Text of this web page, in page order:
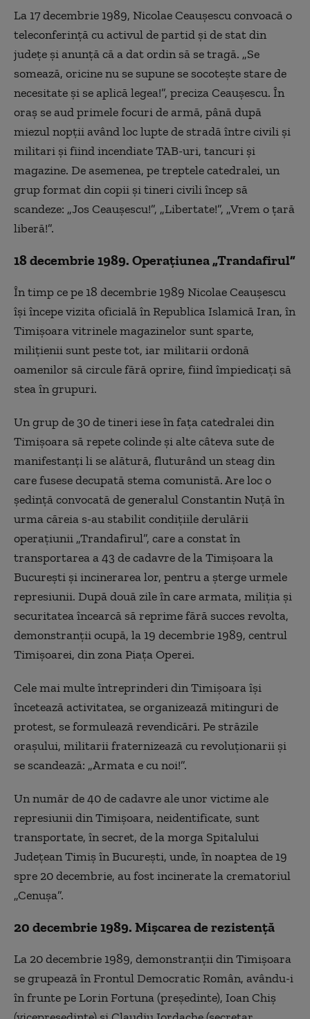
La 17 decembrie 1989, Nicolae Ceauşescu convoacă o
teleconferinţă cu activul de partid şi de stat din
judeţe şi anunţă că a dat ordin să se tragă. „Se
somează, oricine nu se supune se socoteşte stare de
necesitate şi se aplică legea!”, preciza Ceauşescu. În
oraş se aud primele focuri de armă, până după
miezul nopţii având loc lupte de stradă între civili şi
militari şi fiind incendiate TAB-uri, tancuri şi
magazine. De asemenea, pe treptele catedralei, un
grup format din copii şi tineri civili încep să
scandeze: „Jos Ceauşescu!”, „Libertate!”, „Vrem o ţară
liberă!”.
18 decembrie 1989. Operaţiunea „Trandafirul”
În timp ce pe 18 decembrie 1989 Nicolae Ceauşescu
îşi începe vizita oficială în Republica Islamică Iran, în
Timişoara vitrinele magazinelor sunt sparte,
miliţienii sunt peste tot, iar militarii ordonă
oamenilor să circule fără oprire, fiind împiedicaţi să
stea în grupuri.
Un grup de 30 de tineri iese în faţa catedralei din
Timişoara să repete colinde şi alte câteva sute de
manifestanţi li se alătură, fluturând un steag din
care fusese decupată stema comunistă. Are loc o
şedinţă convocată de generalul Constantin Nuţă în
urma căreia s-au stabilit condiţiile derulării
operaţiunii „Trandafirul”, care a constat în
transportarea a 43 de cadavre de la Timişoara la
Bucureşti şi incinerarea lor, pentru a şterge urmele
represiunii. După două zile în care armata, miliţia şi
securitatea încearcă să reprime fără succes revolta,
demonstranţii ocupă, la 19 decembrie 1989, centrul
Timişoarei, din zona Piaţa Operei.
Cele mai multe întreprinderi din Timişoara îşi
încetează activitatea, se organizează mitinguri de
protest, se formulează revendicări. Pe străzile
oraşului, militarii fraternizează cu revoluţionarii şi
se scandează: „Armata e cu noi!”.
Un număr de 40 de cadavre ale unor victime ale
represiunii din Timişoara, neidentificate, sunt
transportate, în secret, de la morga Spitalului
Judeţean Timiş în Bucureşti, unde, în noaptea de 19
spre 20 decembrie, au fost incinerate la crematoriul
„Cenuşa”.
20 decembrie 1989. Mişcarea de rezistenţă
La 20 decembrie 1989, demonstranţii din Timişoara
se grupează în Frontul Democratic Român, avându-i
în frunte pe Lorin Fortuna (preşedinte), Ioan Chiş